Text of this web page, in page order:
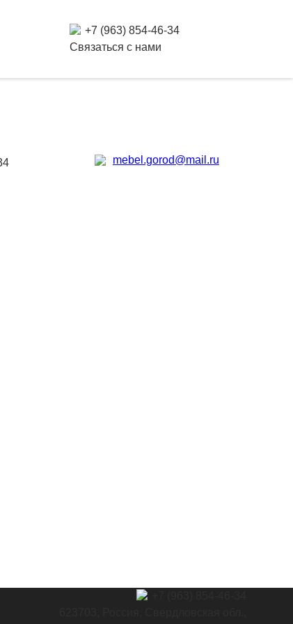
+7 (963) 854-46-34
Связаться с нами
mebel.gorod@mail.ru